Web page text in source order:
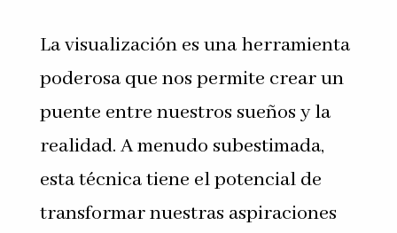
La visualización es una herramienta
poderosa que nos permite crear un
puente entre nuestros sueños y la
realidad. A menudo subestimada,
esta técnica tiene el potencial de
transformar nuestras aspiraciones